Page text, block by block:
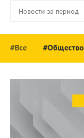
#Все #Общество